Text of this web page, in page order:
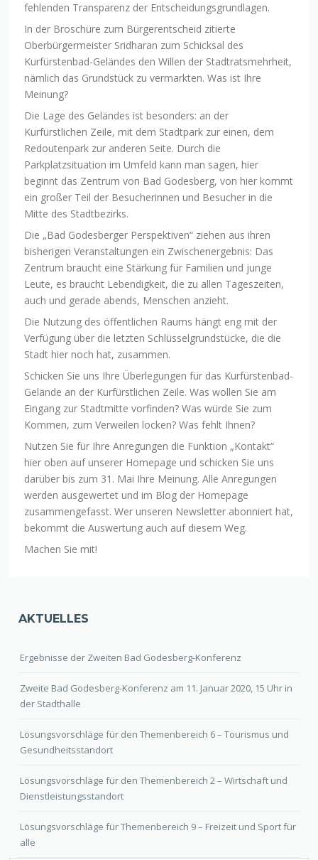
fehlenden Transparenz der Entscheidungsgrundlagen.
In der Broschüre zum Bürgerentscheid zitierte
Oberbürgermeister Sridharan zum Schicksal des
Kurfürstenbad-Geländes den Willen der Stadtratsmehrheit,
nämlich das Grundstück zu vermarkten. Was ist Ihre
Meinung?
Die Lage des Geländes ist besonders: an der
Kurfürstlichen Zeile, mit dem Stadtpark zur einen, dem
Redoutenpark zur anderen Seite. Durch die
Parkplatzsituation im Umfeld kann man sagen, hier
beginnt das Zentrum von Bad Godesberg, von hier kommt
ein großer Teil der Besucherinnen und Besucher in die
Mitte des Stadtbezirks.
Die „Bad Godesberger Perspektiven“ ziehen aus ihren
bisherigen Veranstaltungen ein Zwischenergebnis: Das
Zentrum braucht eine Stärkung für Familien und junge
Leute, es braucht Lebendigkeit, die zu allen Tageszeiten,
auch und gerade abends, Menschen anzieht.
Die Nutzung des öffentlichen Raums hängt eng mit der
Verfügung über die letzten Schlüsselgrundstücke, die die
Stadt hier noch hat, zusammen.
Schicken Sie uns Ihre Überlegungen für das Kurfürstenbad-
Gelände an der Kurfürstlichen Zeile. Was wollen Sie am
Eingang zur Stadtmitte vorfinden? Was würde Sie zum
Kommen, zum Verweilen locken? Was fehlt Ihnen?
Nutzen Sie für Ihre Anregungen die Funktion „Kontakt“
hier oben auf unserer Homepage und schicken Sie uns
darüber bis zum 31. Mai Ihre Meinung. Alle Anregungen
werden ausgewertet und im Blog der Homepage
zusammengefasst. Wer unseren Newsletter abonniert hat,
bekommt die Auswertung auch auf diesem Weg.
Machen Sie mit!
AKTUELLES
Ergebnisse der Zweiten Bad Godesberg-Konferenz
Zweite Bad Godesberg-Konferenz am 11. Januar 2020, 15 Uhr in
der Stadthalle
Lösungsvorschläge für den Themenbereich 6 – Tourismus und
Gesundheitsstandort
Lösungsvorschläge für den Themenbereich 2 – Wirtschaft und
Dienstleistungsstandort
Lösungsvorschläge für Themenbereich 9 – Freizeit und Sport für
alle